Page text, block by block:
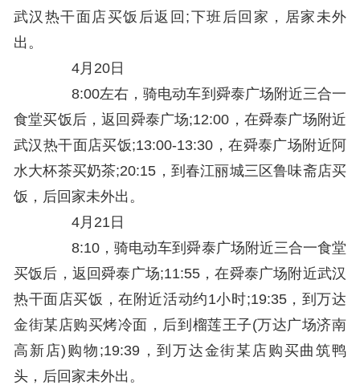
武汉热干面店买饭后返回;下班后回家，居家未外
出。
4月20日
8:00左右，骑电动车到舜泰广场附近三合一
食堂买饭后，返回舜泰广场;12:00，在舜泰广场附近
武汉热干面店买饭;13:00-13:30，在舜泰广场附近阿
水大杯茶买奶茶;20:15，到春江丽城三区鲁味斋店买
饭，后回家未外出。
4月21日
8:10，骑电动车到舜泰广场附近三合一食堂
买饭后，返回舜泰广场;11:55，在舜泰广场附近武汉
热干面店买饭，在附近活动约1小时;19:35，到万达
金街某店购买烤冷面，后到榴莲王子(万达广场济南
高新店)购物;19:39，到万达金街某店购买曲筑鸭
头，后回家未外出。